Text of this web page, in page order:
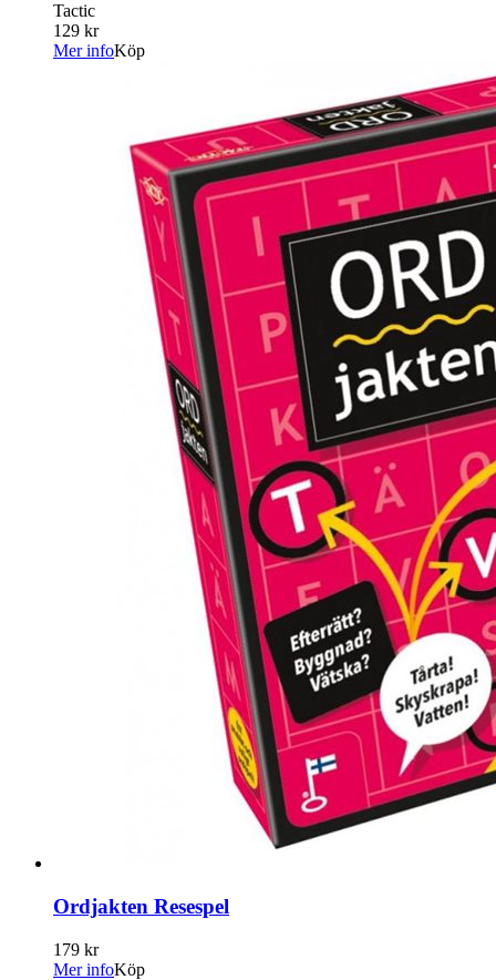
Tactic
129 kr
Mer infoKöp
Ordjakten Resespel
179 kr
Mer infoKöp